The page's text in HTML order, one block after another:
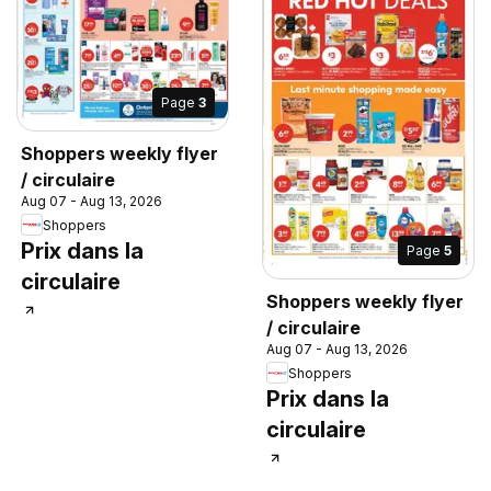
Page 3
Shoppers weekly flyer
/ circulaire
Aug 07 - Aug 13, 2026
Shoppers
Prix dans la
circulaire
Page 5
Shoppers weekly flyer
/ circulaire
Aug 07 - Aug 13, 2026
Shoppers
Prix dans la
circulaire